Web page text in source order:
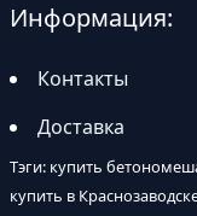
Информация:
Контакты
Доставка
Тэги: купить
купить в